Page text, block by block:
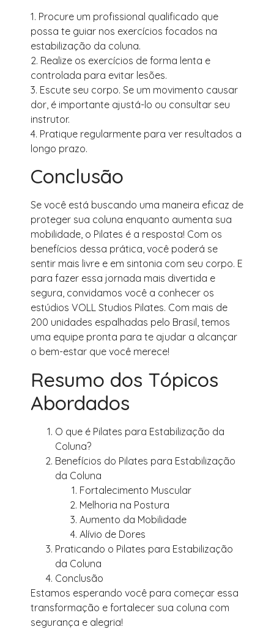
1. Procure um profissional qualificado que
possa te guiar nos exercícios focados na
estabilização da coluna.
2. Realize os exercícios de forma lenta e
controlada para evitar lesões.
3. Escute seu corpo. Se um movimento causar
dor, é importante ajustá-lo ou consultar seu
instrutor.
4. Pratique regularmente para ver resultados a
longo prazo.
Conclusão
Se você está buscando uma maneira eficaz de
proteger sua coluna enquanto aumenta sua
mobilidade, o Pilates é a resposta! Com os
benefícios dessa prática, você poderá se
sentir mais livre e em sintonia com seu corpo. E
para fazer essa jornada mais divertida e
segura, convidamos você a conhecer os
estúdios VOLL Studios Pilates. Com mais de
200 unidades espalhadas pelo Brasil, temos
uma equipe pronta para te ajudar a alcançar
o bem-estar que você merece!
Resumo dos Tópicos
Abordados
O que é Pilates para Estabilização da
Coluna?
Benefícios do Pilates para Estabilização
da Coluna
Fortalecimento Muscular
Melhoria na Postura
Aumento da Mobilidade
Alívio de Dores
Praticando o Pilates para Estabilização
da Coluna
Conclusão
Estamos esperando você para começar essa
transformação e fortalecer sua coluna com
segurança e alegria!